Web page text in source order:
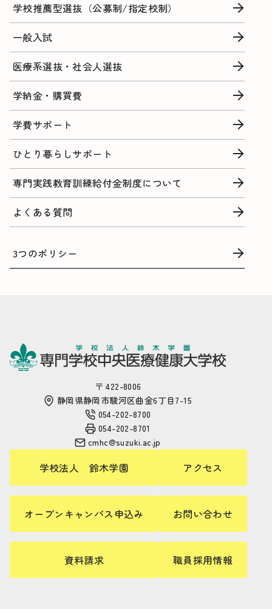
学校推薦型選抜（公募制/指定校制）
一般入試
医療系選抜・社会人選抜
学納金・購買費
学費サポート
ひとり暮らしサポート
専門実践教育訓練給付金制度について
よくある質問
3つのポリシー
〒 422-8006
静岡県静岡市駿河区曲金6丁目7-15
054-202-8700
054-202-8701
cmhc@suzuki.ac.jp
学校法人 鈴木学園
オープンキャンパス申込み
資料請求
アクセス
お問い合わせ
職員採用情報